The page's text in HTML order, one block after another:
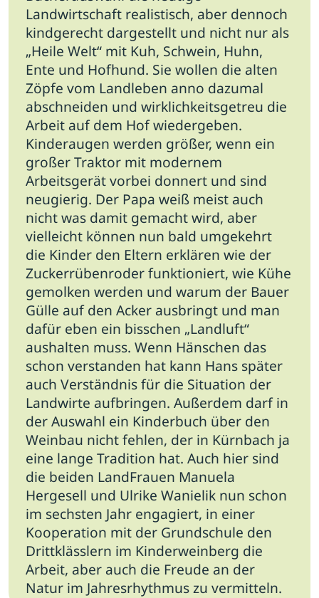
Landwirtschaft realistisch, aber dennoch
kindgerecht dargestellt und nicht nur als
„Heile Welt“ mit Kuh, Schwein, Huhn,
Ente und Hofhund. Sie wollen die alten
Zöpfe vom Landleben anno dazumal
abschneiden und wirklichkeitsgetreu die
Arbeit auf dem Hof wiedergeben.
Kinderaugen werden größer, wenn ein
großer Traktor mit modernem
Arbeitsgerät vorbei donnert und sind
neugierig. Der Papa weiß meist auch
nicht was damit gemacht wird, aber
vielleicht können nun bald umgekehrt
die Kinder den Eltern erklären wie der
Zuckerrübenroder funktioniert, wie Kühe
gemolken werden und warum der Bauer
Gülle auf den Acker ausbringt und man
dafür eben ein bisschen „Landluft“
aushalten muss. Wenn Hänschen das
schon verstanden hat kann Hans später
auch Verständnis für die Situation der
Landwirte aufbringen. Außerdem darf in
der Auswahl ein Kinderbuch über den
Weinbau nicht fehlen, der in Kürnbach ja
eine lange Tradition hat. Auch hier sind
die beiden LandFrauen Manuela
Hergesell und Ulrike Wanielik nun schon
im sechsten Jahr engagiert, in einer
Kooperation mit der Grundschule den
Drittklässlern im Kinderweinberg die
Arbeit, aber auch die Freude an der
Natur im Jahresrhythmus zu vermitteln.